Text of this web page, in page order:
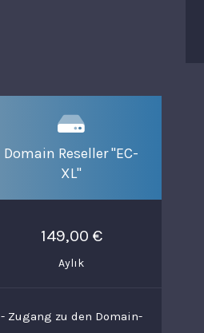
Domain Reseller "EC-
XL"
149,00 €
Aylık
- Zugang zu den Domain-